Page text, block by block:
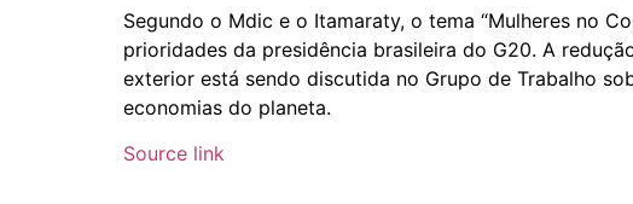
Segundo o Mdic e o Itamaraty, o tema “Mulheres no
prioridades da presidência brasileira do G20. A
exterior está sendo discutida no Grupo de Trabalho
economias do planeta.
Source link